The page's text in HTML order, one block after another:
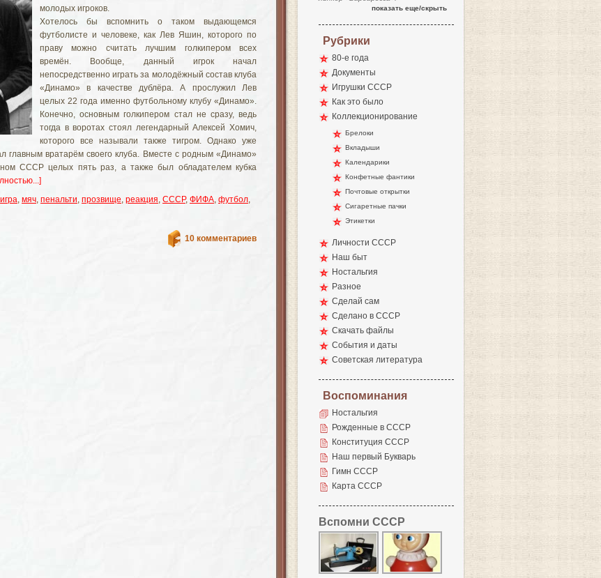
молодых игроков.
Хотелось бы вспомнить о таком выдающемся
футболисте и человеке, как Лев Яшин, которого по
праву можно считать лучшим голкипером всех
времён. Вообще, данный игрок начал
непосредственно играть за молодёжный состав клуба
«Динамо» в качестве дублёра. А прослужил Лев
целых 22 года именно футбольному клубу «Динамо».
Конечно, основным голкипером стал не сразу, ведь
тогда в воротах стоял легендарный Алексей Хомич,
которого все называли также тигром. Однако уже
главным вратарём своего клуба. Вместе с родным «Динамо»
СССР целых пять раз, а также был обладателем кубка
игра, мяч, пенальти, прозвище, реакция, СССР, ФИФА, футбол,
10 комментариев
показать еще/скрыть
Рубрики
80-е года
Документы
Игрушки СССР
Как это было
Коллекционирование
Брелоки
Вкладыши
Календарики
Конфетные фантики
Почтовые открытки
Сигаретные пачки
Этикетки
Личности СССР
Наш быт
Ностальгия
Разное
Сделай сам
Сделано в СССР
Скачать файлы
События и даты
Советская литература
Воспоминания
Ностальгия
Рожденные в СССР
Конституция СССР
Наш первый Букварь
Гимн СССР
Карта СССР
Вспомни СССР